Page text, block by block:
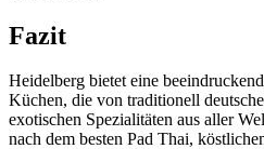
Fazit
Heidelberg bietet eine
Küchen, die von traditionell
exotischen Spezialitäten aus aller
nach dem besten Pad Thai,